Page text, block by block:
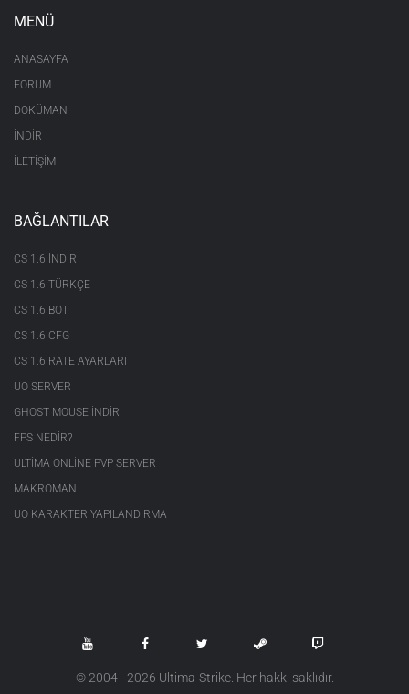
MENÜ
ANASAYFA
FORUM
DOKÜMAN
İNDİR
İLETİŞİM
BAĞLANTILAR
CS 1.6 INDIR
CS 1.6 TÜRKÇE
CS 1.6 BOT
CS 1.6 CFG
CS 1.6 RATE AYARLARI
UO SERVER
GHOST MOUSE INDIR
FPS NEDIR?
ULTIMA ONLINE PVP SERVER
MAKROMAN
UO KARAKTER YAPILANDIRMA
© 2004 - 2026 Ultima-Strike. Her hakkı saklıdır.